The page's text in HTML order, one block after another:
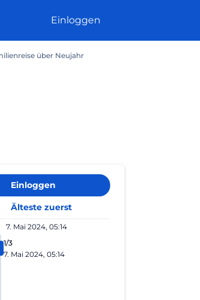
Einloggen
über Neujahr
Einloggen
Älteste zuerst
7. Mai 2024, 05:14
1/3
7. Mai 2024, 05:14